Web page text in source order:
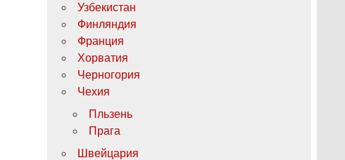
Узбекистан
Финляндия
Франция
Хорватия
Черногория
Чехия
Пльзень
Прага
Швейцария